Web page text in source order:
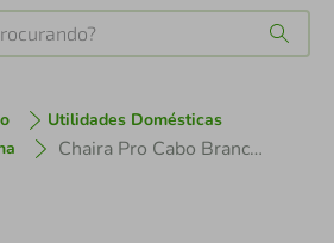
Utilidades Domésticas
Chaira Pro Cabo Branco 10' Western Home